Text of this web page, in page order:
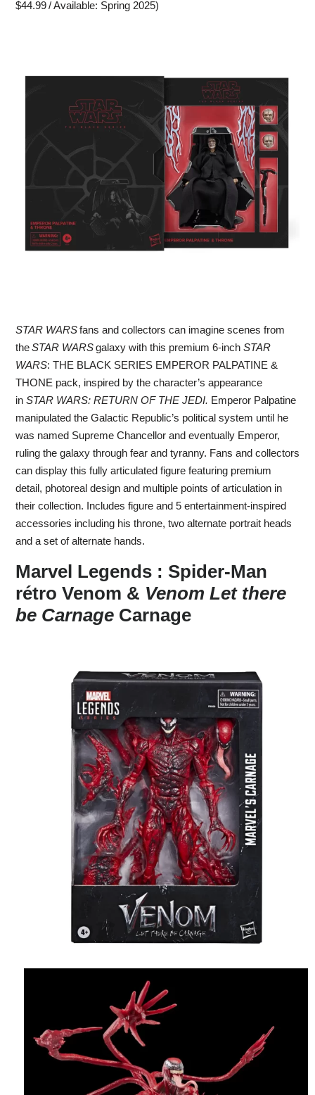
$44.99 / Available: Spring 2025)
STAR WARSfans and collectors can imagine scenes from
theSTAR WARSgalaxy with this premium 6-inch STAR
WARS: THE BLACK SERIES EMPEROR PALPATINE &
THONE pack, inspired by the character’s appearance
in STAR WARS: RETURN OF THE JEDI. Emperor Palpatine
manipulated the Galactic Republic’s political system until he
was named Supreme Chancellor and eventually Emperor,
ruling the galaxy through fear and tyranny. Fans and collectors
can display this fully articulated figure featuring premium
detail, photoreal design and multiple points of articulation in
their collection. Includes figure and 5 entertainment-inspired
accessories including his throne, two alternate portrait heads
and a set of alternate hands.
Marvel Legends : Spider-Man
rétro Venom & Venom Let there
be CarnageCarnage